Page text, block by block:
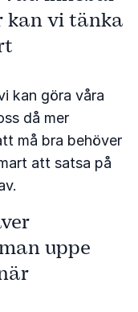
kan vi tänka
kan göra våra
då mer
må bra behöver
att satsa på
uppe